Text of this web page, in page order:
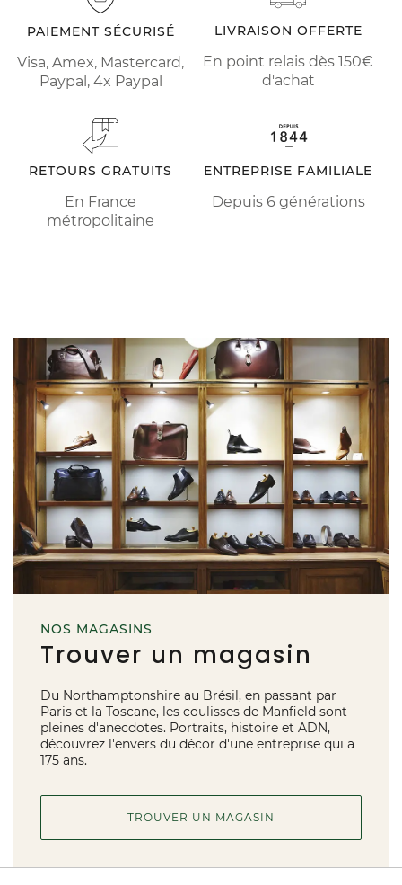
PAIEMENT SÉCURISÉ
Visa, Amex, Mastercard,
Paypal, 4x Paypal
LIVRAISON OFFERTE
En point relais dès 150€
d'achat
RETOURS GRATUITS
En France
métropolitaine
ENTREPRISE FAMILIALE
Depuis 6 générations
NOS MAGASINS
Trouver un magasin
Du Northamptonshire au Brésil, en passant par
Paris et la Toscane, les coulisses de Manfield sont
pleines d'anecdotes. Portraits, histoire et ADN,
découvrez l'envers du décor d'une entreprise qui a
175 ans.
TROUVER UN MAGASIN